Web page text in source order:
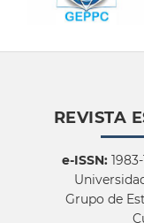
REVISTA
e-ISSN:1983-
Grupo de